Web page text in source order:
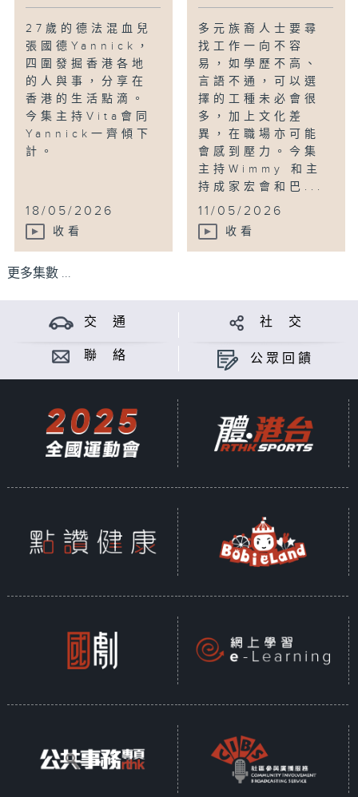
27歲的德法混血兒
張國德Yannick，
四圍發掘香港各地
的人與事，分享在
香港的生活點滴。
今集主持Vita會同
Yannick一齊傾下
計。
18/05/2026
收看
多元族裔人士要尋
找工作一向不容
易，如學歷不高、
言語不通，可以選
擇的工種未必會很
多，加上文化差
異，在職場亦可能
會感到壓力。今集
主持Wimmy 和主
持成家宏會和巴...
11/05/2026
收看
更多集數 ...
交 通 社 交
聯 絡 公眾回饋